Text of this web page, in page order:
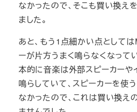
なかったので、そこも買い換え
ました。
あと、もう1点細かい点として
ーが片方うまく鳴らなくなって
本的に音楽は外部スピーカーや
鳴らしていて、スピーカーを使
なかったので、これは買い換え